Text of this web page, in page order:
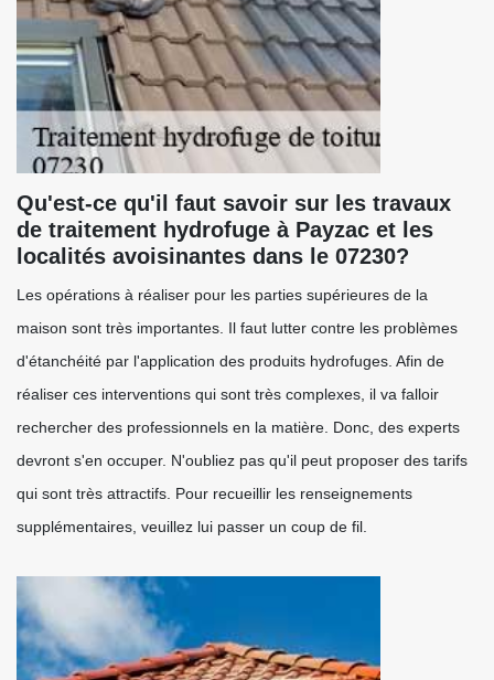
Qu'est-ce qu'il faut savoir sur les travaux
de traitement hydrofuge à Payzac et les
localités avoisinantes dans le 07230?
Les opérations à réaliser pour les parties supérieures de la
maison sont très importantes. Il faut lutter contre les problèmes
d'étanchéité par l'application des produits hydrofuges. Afin de
réaliser ces interventions qui sont très complexes, il va falloir
rechercher des professionnels en la matière. Donc, des experts
devront s'en occuper. N'oubliez pas qu'il peut proposer des tarifs
qui sont très attractifs. Pour recueillir les renseignements
supplémentaires, veuillez lui passer un coup de fil.